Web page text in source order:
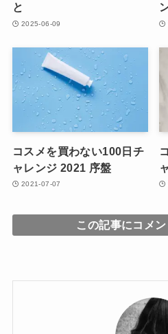
と
2025-06-09
コスメを買わない100日チ
ャレンジ 2021 序盤
2021-07-07
この記事にコメ